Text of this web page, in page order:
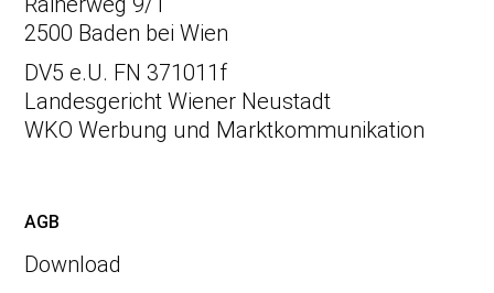
2500 Baden bei Wien
DV5 e.U. FN 371011f
Landesgericht Wiener Neustadt
WKO Werbung und Marktkommunikation
AGB
Download